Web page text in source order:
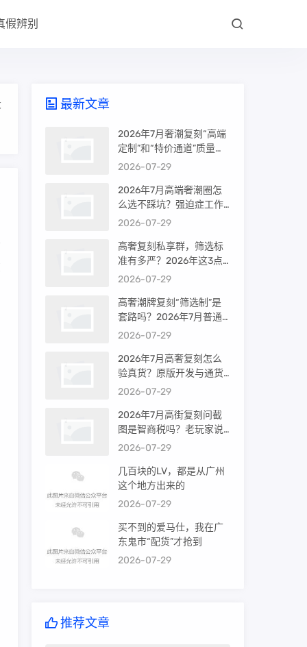
假辨别
最新文章
2026年7月奢潮复刻“高端
定制”和“特价通道”质量差
很多吗？内行人说出真相
2026-07-29
2026年7月高端奢潮圈怎
么选不踩坑？强迫症工作
室的筛选机制是真相还是
2026-07-29
高奢复刻私享群，筛选标
准有多严？2026年这3点
才是真相
2026-07-29
高奢潮牌复刻“筛选制”是
套路吗？2026年7月普通
买家能进高端群吗？
2026-07-29
2026年7月高奢复刻怎么
验真货？原版开发与通货
差距到底多大
2026-07-29
2026年7月高街复刻问截
图是智商税吗？老玩家说
出真相
2026-07-29
几百块的LV，都是从广州
这个地方出来的
2026-07-29
买不到的爱马仕，我在广
东鬼市“配货”才抢到
2026-07-29
推荐文章